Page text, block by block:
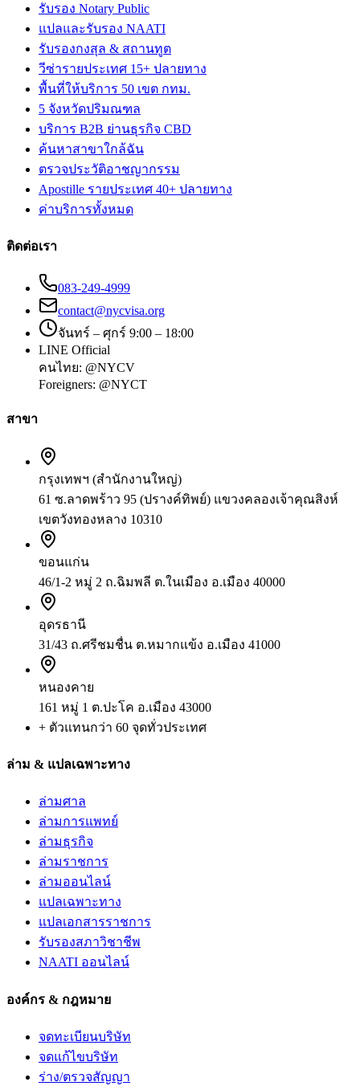
รับรอง Notary Public
แปลและรับรอง NAATI
รับรองกงสุล & สถานทูต
วีซ่ารายประเทศ 15+ ปลายทาง
พื้นที่ให้บริการ 50 เขต กทม.
5 จังหวัดปริมณฑล
บริการ B2B ย่านธุรกิจ CBD
ค้นหาสาขาใกล้ฉัน
ตรวจประวัติอาชญากรรม
Apostille รายประเทศ 40+ ปลายทาง
ค่าบริการทั้งหมด
ติดต่อเรา
083-249-4999
contact@nycvisa.org
จันทร์ – ศุกร์ 9:00 – 18:00
LINE Official
คนไทย: @NYCV
Foreigners: @NYCT
สาขา
กรุงเทพฯ (สำนักงานใหญ่)
61 ซ.ลาดพร้าว 95 (ปรางค์ทิพย์) แขวงคลองเจ้าคุณสิงห์
เขตวังทองหลาง 10310
ขอนแก่น
46/1-2 หมู่ 2 ถ.ฉิมพลี ต.ในเมือง อ.เมือง 40000
อุดรธานี
31/43 ถ.ศรีชมชื่น ต.หมากแข้ง อ.เมือง 41000
หนองคาย
161 หมู่ 1 ต.ปะโค อ.เมือง 43000
+ ตัวแทนกว่า 60 จุดทั่วประเทศ
ล่าม & แปลเฉพาะทาง
ล่ามศาล
ล่ามการแพทย์
ล่ามธุรกิจ
ล่ามราชการ
ล่ามออนไลน์
แปลเฉพาะทาง
แปลเอกสารราชการ
รับรองสภาวิชาชีพ
NAATI ออนไลน์
องค์กร & กฎหมาย
จดทะเบียนบริษัท
จดแก้ไขบริษัท
ร่าง/ตรวจสัญญา